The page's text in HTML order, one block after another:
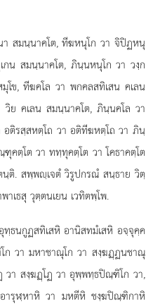
สมนฺนาคโต, ทีฆหนุโก วา จิปิฏหนุ
กน สมนฺนาคโต, ภินฺนหนุโก วา วงฺก
ข, ทีฆคโล วา พกคลสทิเสน คเลน
วิย คเลน สมนฺนาคโต, ภินฺนคโล วา
อติรสฺสหตฺโถ วา อติทีฆหตฺโถ วา ภินฺ
คตฺโต วา ททฺทุคตฺโต วา โคธาคตฺโต
ติ. สพฺพฺเจตํ วิรูปกรณํ สนฺธาย วิตฺ
เธสุ วุตฺตนเยน เวทิตพฺโพ.
ทฺธนกูฏสทิเสหิ อานิสทมํเสหิ อจฺจุคฺค
ก วา มหาชาณุโก วา สงฺฆฏฺฏนชาณุ
วา สงฺฆฏฺโฏ วา อุพฺพทฺธปิณฺฑิโก วา,
ารุฬฺหาหิ วา มหตีหิ ชงฺฆปิณฺฑิกาหิ